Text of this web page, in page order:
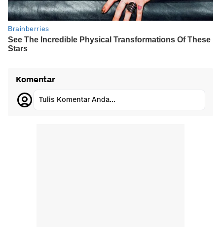
Komentar
Tulis Komentar Anda...